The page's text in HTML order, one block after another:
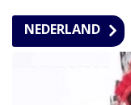
NEDERLAND